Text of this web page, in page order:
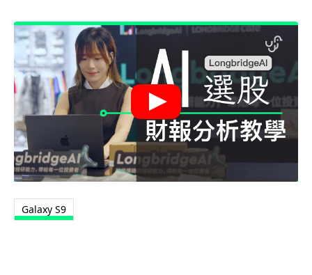
Galaxy S9